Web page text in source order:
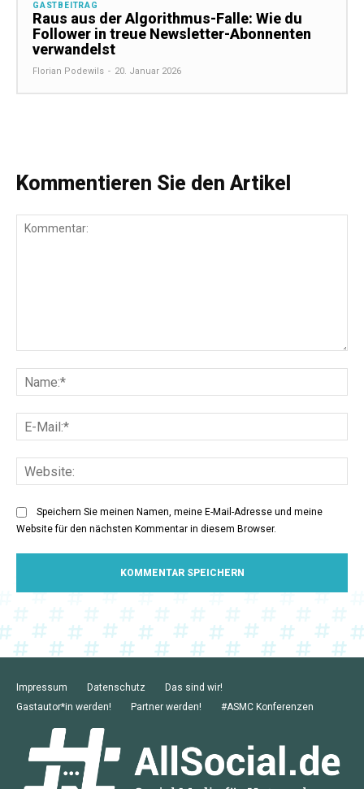
GASTBEITRAG
Raus aus der Algorithmus-Falle: Wie du
Follower in treue Newsletter-Abonnenten
verwandelst
Florian Podewils - 20. Januar 2026
Kommentieren Sie den Artikel
Speichern Sie meinen Namen, meine E-Mail-Adresse und meine
Website für den nächsten Kommentar in diesem Browser.
Impressum Datenschutz
Das sind wir!
Gastautor*in werden!
Partner werden! #ASMC Konferenzen